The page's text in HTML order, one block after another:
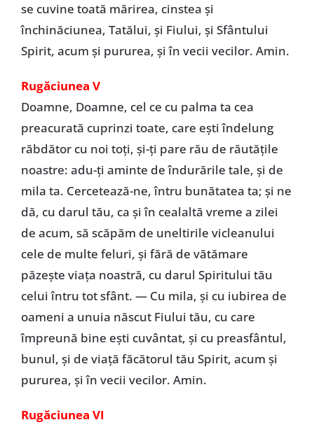
se cuvine toată mărirea, cinstea şi
închinăciunea, Tatălui, şi Fiului, şi Sfântului
Spirit, acum şi pururea, şi în vecii vecilor. Amin.
Rugăciunea V
Doamne, Doamne, cel ce cu palma ta cea
preacurată cuprinzi toate, care eşti îndelung
răbdător cu noi toţi, şi-ţi pare rău de răutăţile
noastre: adu-ţi aminte de îndurările tale, şi de
mila ta. Cercetează-ne, întru bunătatea ta; şi ne
dă, cu darul tău, ca şi în cealaltă vreme a zilei
de acum, să scăpăm de uneltirile vicleanului
cele de multe feluri, şi fără de vătămare
păzeşte viaţa noastră, cu darul Spiritului tău
celui întru tot sfânt. — Cu mila, şi cu iubirea de
oameni a unuia născut Fiului tău, cu care
împreună bine eşti cuvântat, şi cu preasfântul,
bunul, şi de viaţă făcătorul tău Spirit, acum şi
pururea, şi în vecii vecilor. Amin.
Rugăciunea VI